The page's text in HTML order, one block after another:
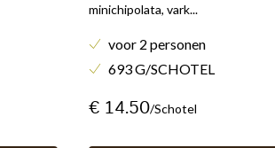
minichipolata, vark...
voor 2 personen
693 G/SCHOTEL
€ 14.50/schotel